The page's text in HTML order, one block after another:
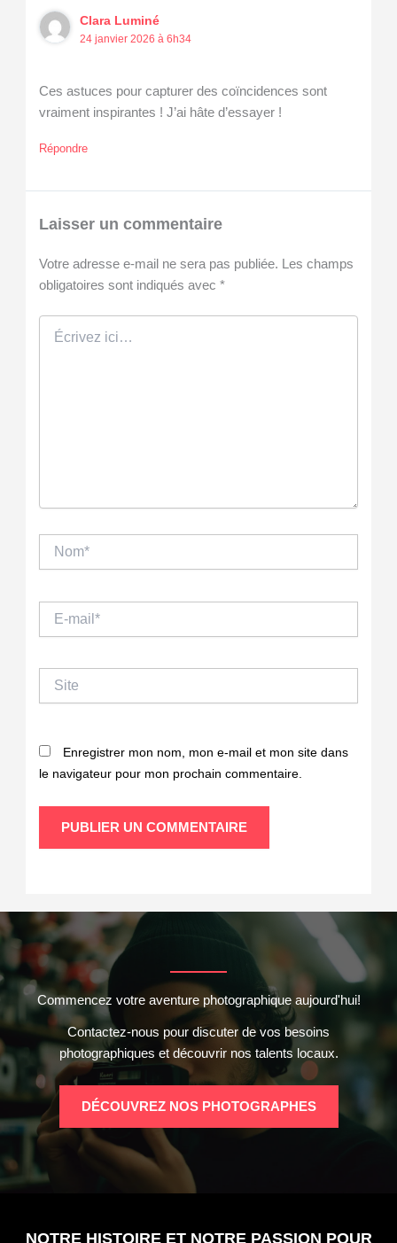
Clara Luminé
24 janvier 2026 à 6h34
Ces astuces pour capturer des coïncidences sont
vraiment inspirantes ! J’ai hâte d’essayer !
Répondre
Laisser un commentaire
Votre adresse e-mail ne sera pas publiée. Les champs
obligatoires sont indiqués avec *
ici…
mail*
Enregistrer mon nom, mon e-mail et mon site dans
le navigateur pour mon prochain commentaire.
Commencez votre aventure photographique aujourd'hui!
Contactez-nous pour discuter de vos besoins
photographiques et découvrir nos talents locaux.
DÉCOUVREZ NOS PHOTOGRAPHES
NOTRE HISTOIRE ET NOTRE PASSION POUR